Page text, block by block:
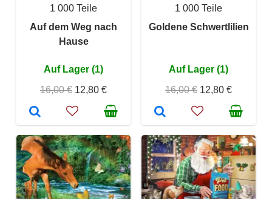
1 000 Teile
Auf dem Weg nach
Hause
Auf Lager (1)
16,00 € 12,80 €
1 000 Teile
Goldene Schwertlilien
Auf Lager (1)
16,00 € 12,80 €